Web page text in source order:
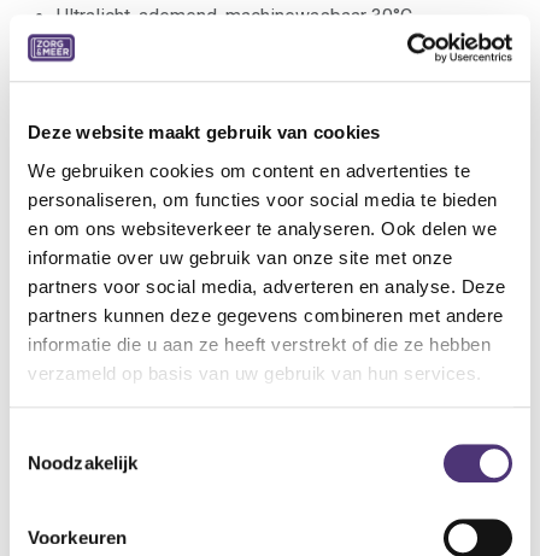
Deze website maakt gebruik van cookies
We gebruiken cookies om content en advertenties te
personaliseren, om functies voor social media te bieden
en om ons websiteverkeer te analyseren. Ook delen we
informatie over uw gebruik van onze site met onze
partners voor social media, adverteren en analyse. Deze
partners kunnen deze gegevens combineren met andere
informatie die u aan ze heeft verstrekt of die ze hebben
verzameld op basis van uw gebruik van hun services.
Noodzakelijk
Voorkeuren
Ultralicht, ademend, machinewasbaar 30°C
Zonder hinderlijke naden, verstevigde hiel
Ideale pantoffel voor combinatie met zwachtels
Indicaties:
Normale tot gevoelige voeten
Hallux valgus
Hamer- en klauwtenen
Metatarsalgie
Specificaties:
Weefsel: Zachte nylon
Binnenzool: Uitneembaar (inlegzool Tecnica S AIR)
Verpakking: per paar